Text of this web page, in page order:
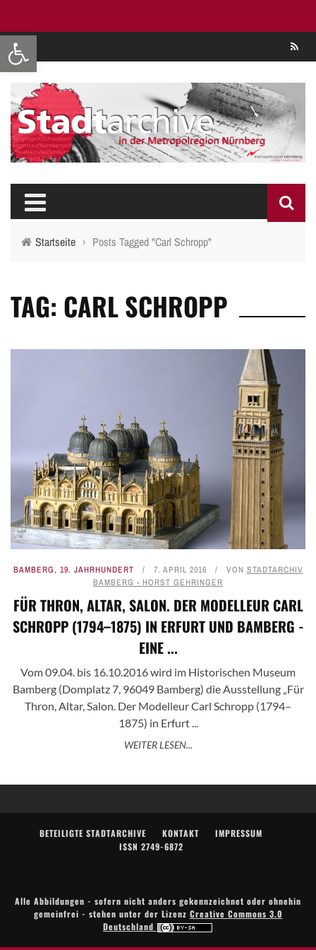
Werkzeugleiste öffnen
Startseite › Posts Tagged "Carl Schropp"
TAG: CARL SCHROPP
BAMBERG, 19. JAHRHUNDERT 7. APRIL 2016 VON STADTARCHIV
BAMBERG - HORST GEHRINGER
FÜR THRON, ALTAR, SALON. DER MODELLEUR CARL
SCHROPP (1794–1875) IN ERFURT UND BAMBERG -
EINE ...
Vom 09.04. bis 16.10.2016 wird im Historischen Museum
Bamberg (Domplatz 7, 96049 Bamberg) die Ausstellung „Für
Thron, Altar, Salon. Der Modelleur Carl Schropp (1794–
1875) in Erfurt ...
WEITER LESEN...
BETEILIGTE STADTARCHIVE KONTAKT
IMPRESSUM
ISSN 2749-6872
Alle Abbildungen - sofern nicht anders gekennzeichnet oder ohnehin
gemeinfrei - stehen unter der Lizenz Creative Commons 3.0
Deutschland